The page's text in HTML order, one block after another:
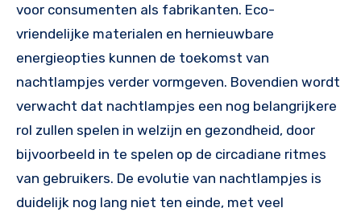
voor consumenten als fabrikanten. Eco-
vriendelijke materialen en hernieuwbare
energieopties kunnen de toekomst van
nachtlampjes verder vormgeven. Bovendien wordt
verwacht dat nachtlampjes een nog belangrijkere
rol zullen spelen in welzijn en gezondheid, door
bijvoorbeeld in te spelen op de circadiane ritmes
van gebruikers. De evolutie van nachtlampjes is
duidelijk nog lang niet ten einde, met veel